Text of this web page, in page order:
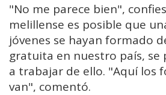
"No me parece bien",
melillense es posible que
jóvenes se hayan formado
gratuita en nuestro país, se
a trabajar de ello. "Aquí los
van", comentó.